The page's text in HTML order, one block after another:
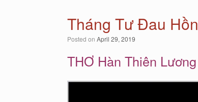
Tháng Tư Đau
Posted on April 29, 2019
THƠ Hàn Thiên Lương